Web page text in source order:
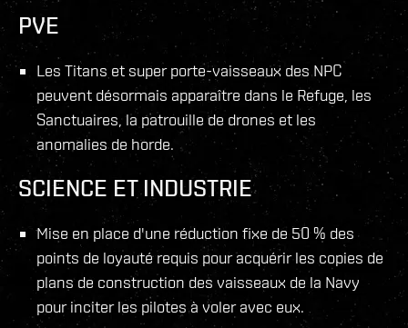
PVE
Les Titans et super porte-vaisseaux des NPC
peuvent désormais apparaître dans le Refuge, les
Sanctuaires, la patrouille de drones et les
anomalies de horde.
SCIENCE ET INDUSTRIE
Mise en place d'une réduction fixe de 50 % des
points de loyauté requis pour acquérir les copies de
plans de construction des vaisseaux de la Navy
pour inciter les pilotes à voler avec eux.